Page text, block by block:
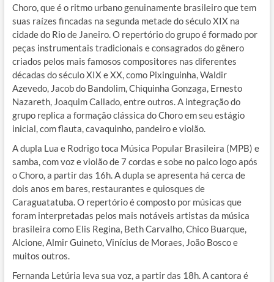
Choro, que é o ritmo urbano genuinamente brasileiro que tem
suas raízes fincadas na segunda metade do século XIX na
cidade do Rio de Janeiro. O repertório do grupo é formado por
peças instrumentais tradicionais e consagrados do gênero
criados pelos mais famosos compositores nas diferentes
décadas do século XIX e XX, como Pixinguinha, Waldir
Azevedo, Jacob do Bandolim, Chiquinha Gonzaga, Ernesto
Nazareth, Joaquim Callado, entre outros. A integração do
grupo replica a formação clássica do Choro em seu estágio
inicial, com flauta, cavaquinho, pandeiro e violão.
A dupla Lua e Rodrigo toca Música Popular Brasileira (MPB) e
samba, com voz e violão de 7 cordas e sobe no palco logo após
o Choro, a partir das 16h. A dupla se apresenta há cerca de
dois anos em bares, restaurantes e quiosques de
Caraguatatuba. O repertório é composto por músicas que
foram interpretadas pelos mais notáveis artistas da música
brasileira como Elis Regina, Beth Carvalho, Chico Buarque,
Alcione, Almir Guineto, Vinícius de Moraes, João Bosco e
muitos outros.
Fernanda Letúria leva sua voz, a partir das 18h. A cantora é